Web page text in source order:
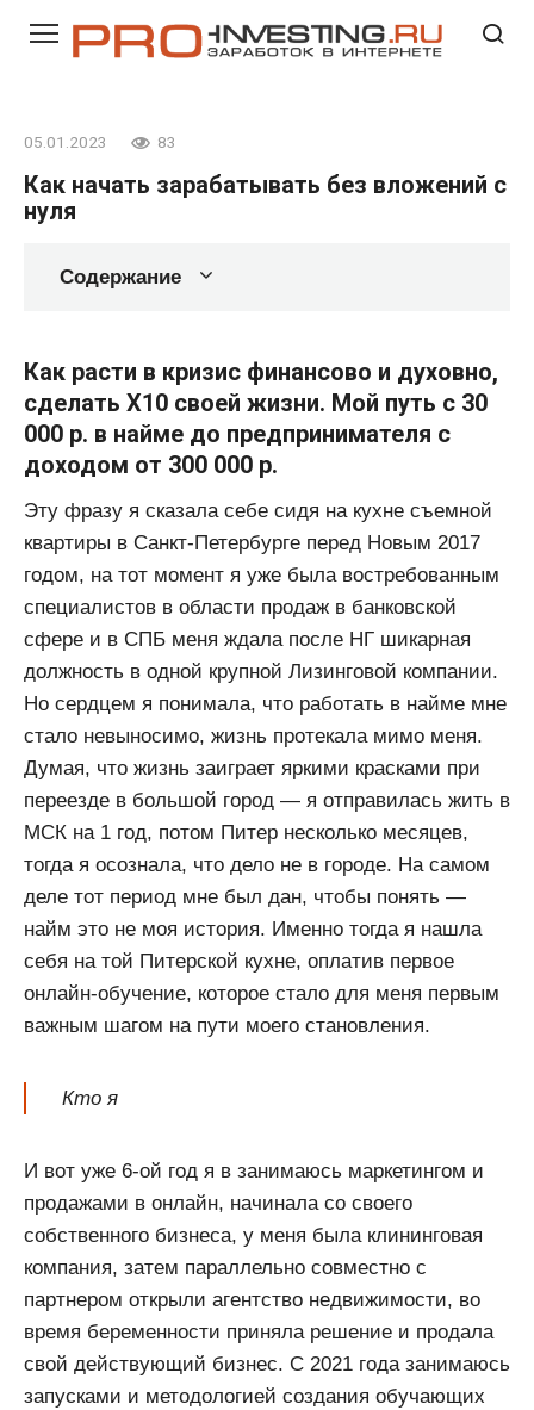
05.01.2023 83
Как начать зарабатывать без вложений с
нуля
Содержание
Как расти в кризис финансово и духовно,
сделать Х10 своей жизни. Мой путь с 30
000 р. в найме до предпринимателя с
доходом от 300 000 р.
Эту фразу я сказала себе сидя на кухне съемной
квартиры в Санкт-Петербурге перед Новым 2017
годом, на тот момент я уже была востребованным
специалистов в области продаж в банковской
сфере и в СПБ меня ждала после НГ шикарная
должность в одной крупной Лизинговой компании.
Но сердцем я понимала, что работать в найме мне
стало невыносимо, жизнь протекала мимо меня.
Думая, что жизнь заиграет яркими красками при
переезде в большой город — я отправилась жить в
МСК на 1 год, потом Питер несколько месяцев,
тогда я осознала, что дело не в городе. На самом
деле тот период мне был дан, чтобы понять —
найм это не моя история. Именно тогда я нашла
себя на той Питерской кухне, оплатив первое
онлайн-обучение, которое стало для меня первым
важным шагом на пути моего становления.
Кто я
И вот уже 6-ой год я в занимаюсь маркетингом и
продажами в онлайн, начинала со своего
собственного бизнеса, у меня была клининговая
компания, затем параллельно совместно с
партнером открыли агентство недвижимости, во
время беременности приняла решение и продала
свой действующий бизнес. С 2021 года занимаюсь
запусками и методологией создания обучающих